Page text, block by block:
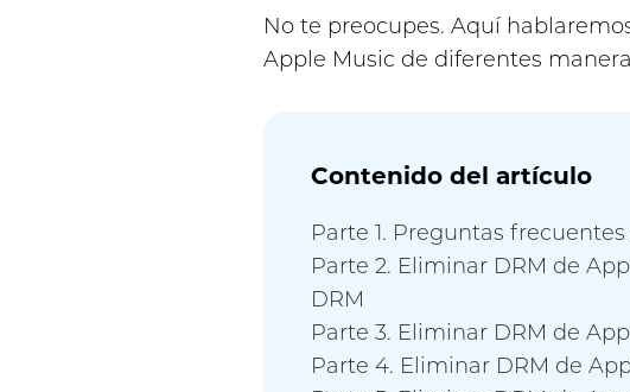
No te preocupes. Aquí
Apple Music de diferentes
Contenido del artículo
Parte 1. Preguntas
Parte 2. Eliminar DRM de
DRM
Parte 3. Eliminar DRM de
Parte 4. Eliminar DRM de